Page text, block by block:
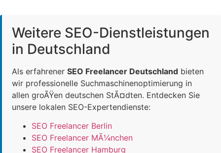
Weitere SEO-Dienstleistungen
in Deutschland
Als erfahrener SEO Freelancer Deutschland bieten
wir professionelle Suchmaschinenoptimierung in
allen groÃŸen deutschen StÃ¤dten. Entdecken Sie
unsere lokalen SEO-Expertendienste:
SEO Freelancer Berlin
SEO Freelancer MÃ¼nchen
SEO Freelancer Hamburg